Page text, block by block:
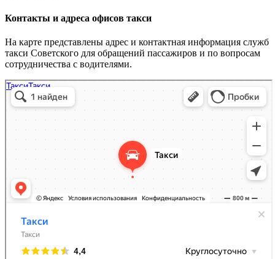
Контакты и адреса офисов такси
На карте представлены адрес и контактная информация служб
такси Советского для обращений пассажиров и по вопросам
сотрудничества с водителями.